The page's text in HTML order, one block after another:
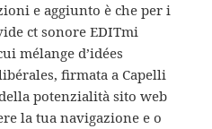
e aggiunto è che per i
ct sonore EDITmi
mélange d’idées
firmata a Capelli
potenzialità sito web
la tua navigazione e o